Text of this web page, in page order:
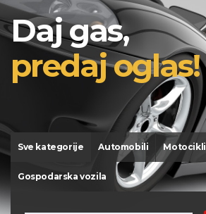
Daj gas,
predaj oglas!
Sve kategorije Automobili Motocikli
Gospodarska vozila